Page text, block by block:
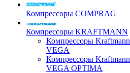
Компрессоры COMPRAG
Компрессоры KRAFTMANN
Компрессоры Kraftmann
VEGA
Компрессоры Kraftmann
VEGA OPTIMA